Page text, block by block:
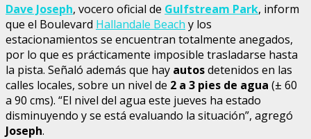
Dave Joseph, vocero oficial de Gulfstream Park, inform
que el Boulevard Hallandale Beach y los
estacionamientos se encuentran totalmente anegados,
por lo que es prácticamente imposible trasladarse hasta
la pista. Señaló además que hay autosdetenidos en las
calles locales, sobre un nivel de 2 a 3 pies de agua (± 60
a 90 cms). “El nivel del agua este jueves ha estado
disminuyendo y se está evaluando la situación”, agregó
Joseph.